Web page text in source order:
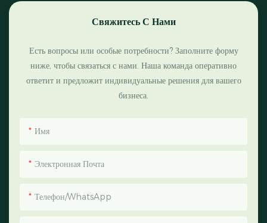
Свяжитесь С Нами
Есть вопросы или особые потребности? Заполните форму
ниже, чтобы связаться с нами. Наша команда оперативно
ответит и предложит индивидуальные решения для вашего
бизнеса.
Имя
Электронная Почта
Телефон/WhatsApp